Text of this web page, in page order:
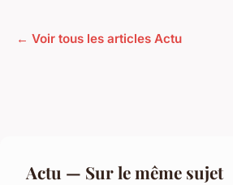
← Voir tous les articles Actu
Actu — Sur le même sujet